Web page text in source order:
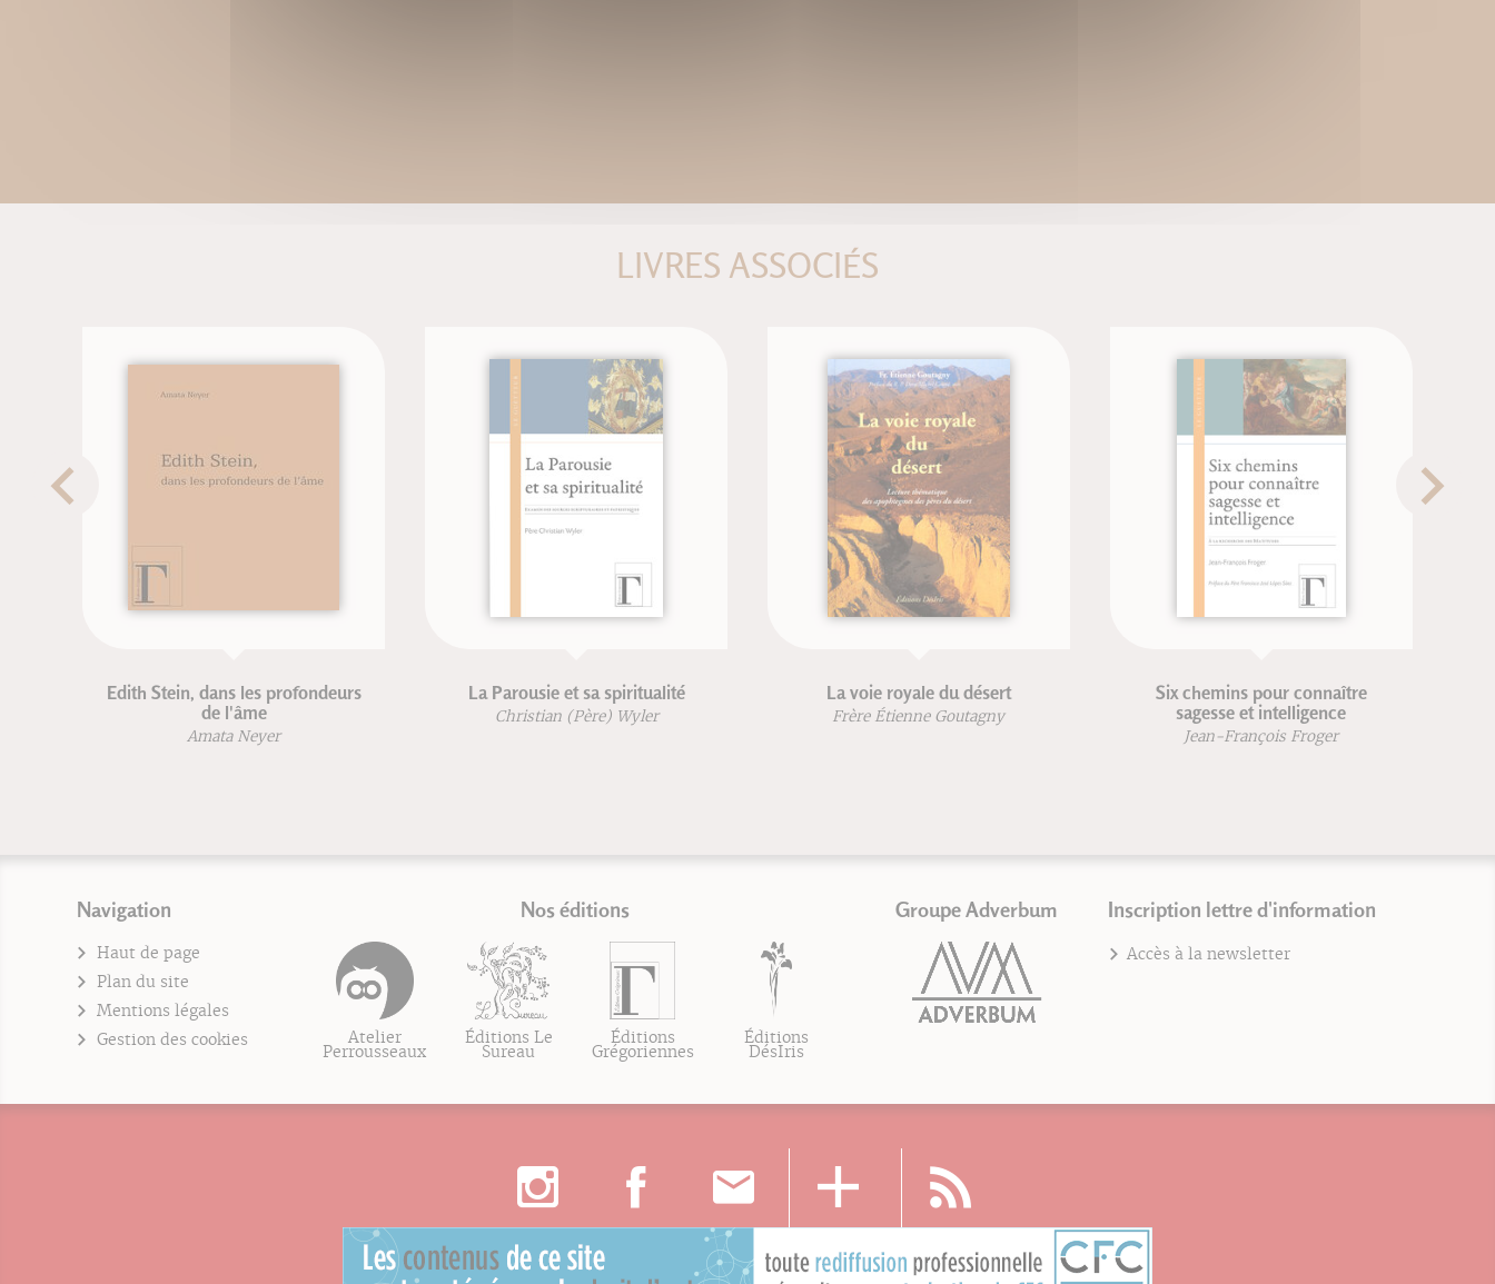
LIVRES ASSOCIÉS
les profondeurs
La Parousie et sa spiritualité La voie royale du désert
Frère Étienne Goutagny
Six chemins pour connaître
sagesse et intelligence
Reliques et reliquaires
Jean-Michel Sanchez
Navigation
Haut de page
Plan du site
Mentions légales
Gestion des cookies
Nos éditions
Atelier
Perrousseaux
Éditions Le
Sureau
Éditions
Grégoriennes
Éditions
DésIris
Groupe Adverbum Inscription lettre d'information
Accès à la newsletter